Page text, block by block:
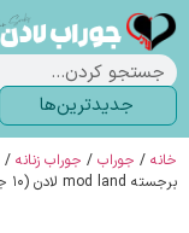
جدیدترین‌ها
خانه / جوراب / جوراب زنانه /
برجسته mod land لادن (۱۰ جفتی)